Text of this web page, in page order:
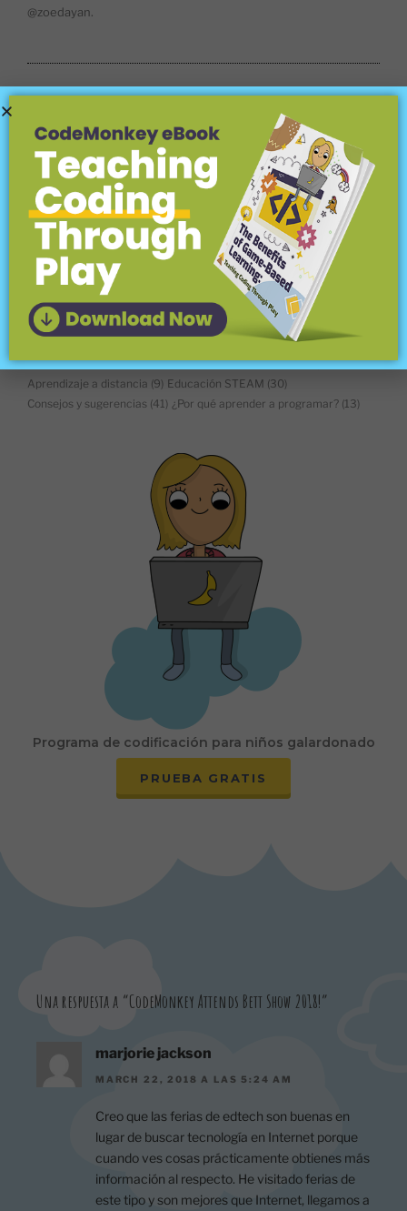
@zoedayan.
Sobre CodeMonkey(18) Conceptos de codificación explicados(17)
Codificación para niños (45) Lenguajes de codificación(15)
Plataformas y programas de codificación
(12) Competencias (25)
Ciencias de la computación y matemáticas(8)
Informática y más allá
(34) Conferencias (7)
Alfabetización digital y ciudadanía
(39) EdTech(56)
Para profesores (148) Educación en casa(15) La Hora de Código
En el aula(16) El viaje de Leena y #039; s(5)
Conoce al constructor de juegos(10) Conoce al maestro
Nuevas características(40)
Actividades y herramientas de codificación sin conexión(16)
Herramientas de aprendizaje en línea(13) Rincón de preguntas(16)
Aprendizaje a distancia (9) Educación STEAM (30)
Consejos y sugerencias (41) ¿Por qué aprender a programar? (13)
Programa de codificación para niños galardonado
PRUEBA GRATIS
Una respuesta a “CodeMonkey Attends Bett Show 2018!”
marjorie jackson
MARCH 22, 2018 A LAS 5:24 AM
Creo que las ferias de edtech son buenas en
lugar de buscar tecnología en Internet porque
cuando ves cosas prácticamente obtienes más
información al respecto. He visitado ferias de
este tipo y son mejores que Internet, llegamos a